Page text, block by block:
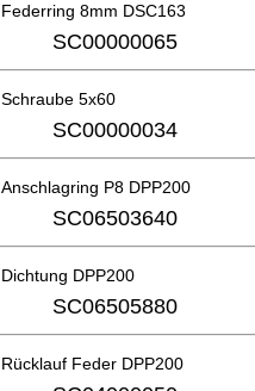
Federring 8mm DSC163
SC00000065
Schraube 5x60
SC00000034
Anschlagring P8 DPP200
SC06503640
Dichtung DPP200
SC06505880
Rücklauf Feder DPP200